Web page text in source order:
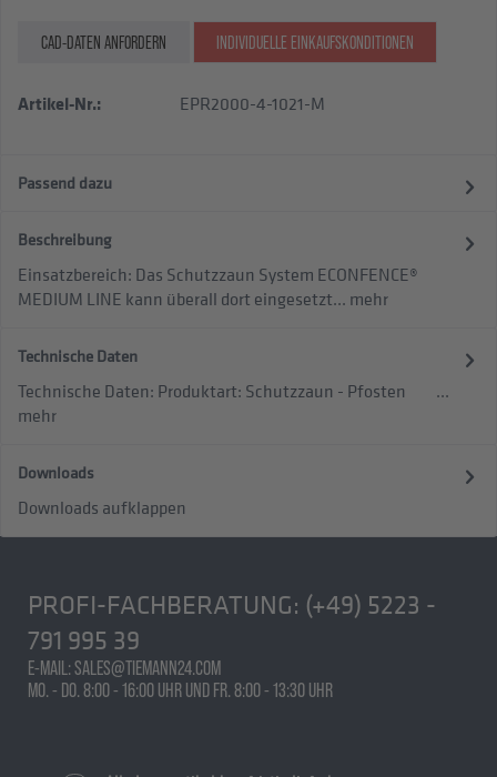
CAD-DATEN ANFORDERN INDIVIDUELLE EINKAUFSKONDITIONEN
Artikel-Nr.: EPR2000-4-1021-M
Passend dazu
Beschreibung
Einsatzbereich: Das Schutzzaun System ECONFENCE®
MEDIUM LINE kann überall dort eingesetzt... mehr
Technische Daten
Technische Daten: Produktart: Schutzzaun - Pfosten ...
mehr
Downloads
Downloads aufklappen
PROFI-FACHBERATUNG: (+49) 5223 -
791 995 39
E-MAIL: SALES@TIEMANN24.COM
MO. - DO. 8:00 - 16:00 UHR UND FR. 8:00 - 13:30 UHR